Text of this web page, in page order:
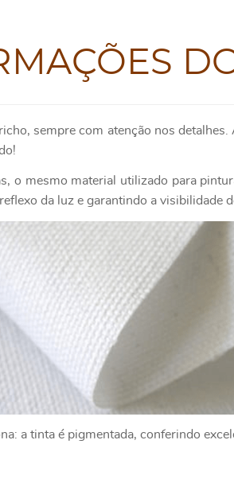
sempre com atenção nos
o mesmo material utilizado para
da luz e garantindo a visibilidade
a tinta é pigmentada, conferindo